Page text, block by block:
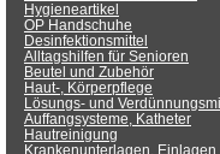
Hygieneartikel
OP Handschuhe
Desinfektionsmittel
Alltagshilfen für Senioren
Beutel und Zubehör
Haut-, Körperpflege
Lösungs- und
Auffangsysteme, Katheter
Hautreinigung
Krankenunterlagen, Einlagen